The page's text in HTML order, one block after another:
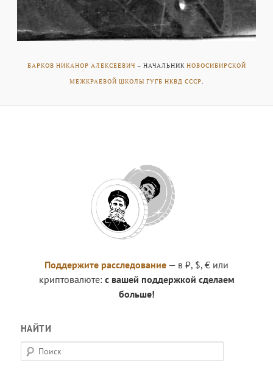
БАРКОВ НИКАНОР АЛЕКСЕЕВИЧ – НАЧАЛЬНИК НОВОСИБИРСКОЙ
МЕЖКРАЕВОЙ ШКОЛЫ ГУГБ НКВД СССР.
Поддержите расследование — в ₽, $, € или
криптовалюте: с вашей поддержкой сделаем
больше!
НАЙТИ
П
о